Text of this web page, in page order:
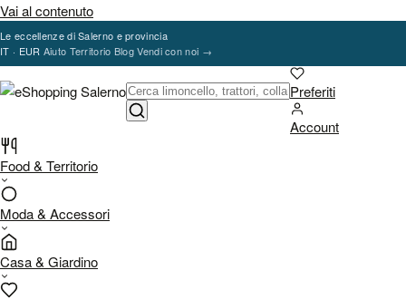
Vai al contenuto
Le eccellenze di Salerno e provincia
IT · EUR Aiuto Territorio BlogVendi con noi →
Preferiti
Account
Food & Territorio
Moda & Accessori
Casa & Giardino